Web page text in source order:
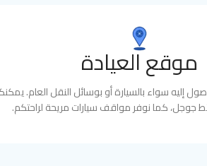
موقع العيادة
إليه سواء بالسيارة أو بوسائل النقل العام.
جوجل، كما نوفر مواقف سيارات مريحة لراحتكم.